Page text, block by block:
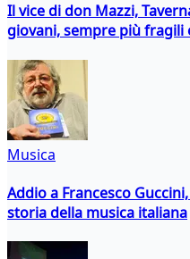
Il vice di don Mazzi,
giovani, sempre più fragili
Musica
Addio a Francesco
storia della musica italiana